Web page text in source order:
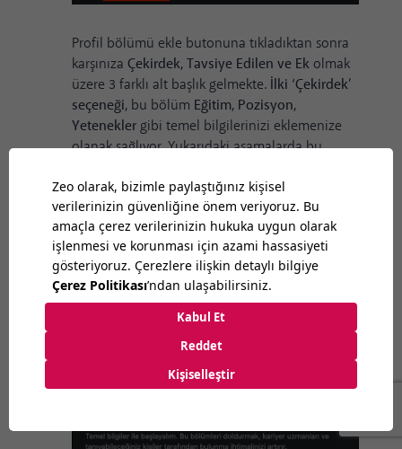
Profil bölümü ekle butonuna tıkladıktan sonra
karşınıza Çekirdek, Tavsiye Edilen ve Ek olmak
üzere 3 farklı alt başlık gelmekte. İlki ‘Çekirdek’
seçeneği, bu bölüm Eğitim, Pozisyon,
Yeteneklergibi temel bilgilerinizi eklemenize
olanak sağlıyor. Yukarıdaki aşamalarda bu
kişiler buradan ilgili düzenlemelerini
gerçekleştirebilir. Yetenek bölümüne eklenen
bilgiler kapsamında, tecrübelerinizle ilgili olarak
LinkedIn tarafından sunulan kısa onaylama
testlerine girerek bu alandaki yetkinliğinizi
doğrulayabilirsiniz. Aynı şekilde tanıdığınız
kişiler de bu yeteneklerinizin doğrulanmasında